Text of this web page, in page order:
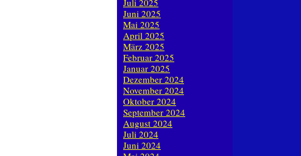
Juli 2025
Juni 2025
Mai 2025
April 2025
März 2025
Februar 2025
Januar 2025
Dezember 2024
November 2024
Oktober 2024
September 2024
August 2024
Juli 2024
Juni 2024